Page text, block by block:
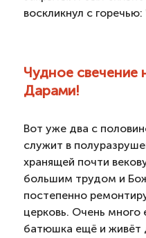
воскликнул с горечью:
Чудное свечение
Дарами!
Вот уже два с
служит в
хранящей почти
большим трудом и
постепенно
церковь. Очень
батюшка ещё и живёт